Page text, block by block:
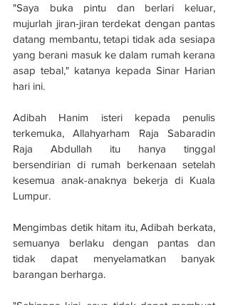
"Saya buka pintu dan berlari keluar,
mujurlah jiran-jiran terdekat dengan pantas
datang membantu, tetapi tidak ada sesiapa
yang berani masuk ke dalam rumah kerana
asap tebal," katanya kepada Sinar Harian
hari ini.
Adibah Hanim isteri kepada penulis
terkemuka, Allahyarham Raja Sabaradin
Raja Abdullah itu hanya tinggal
bersendirian di rumah berkenaan setelah
kesemua anak-anaknya bekerja di Kuala
Lumpur.
Mengimbas detik hitam itu, Adibah berkata,
semuanya berlaku dengan pantas dan
tidak dapat menyelamatkan banyak
barangan berharga.